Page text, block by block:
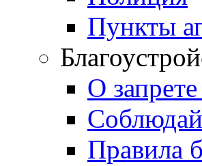
Пункты
О
Правила